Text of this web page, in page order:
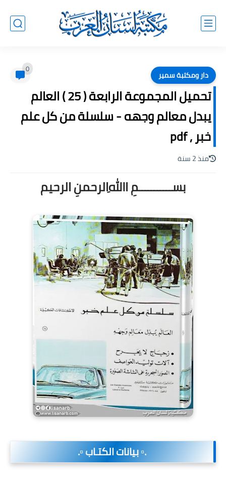
دار ومكتبة سمير 0
تحميل المجموعة الرابعة ( 25 ) العالم
يبدل معالم وجهه - سلسلة من كل علم
خبر , pdf
منذ 2 سنة
بســـــــــــمِ اﷲِالرحمنِ الرحيم
.▫️ بيانات الكتـاب ▫️.